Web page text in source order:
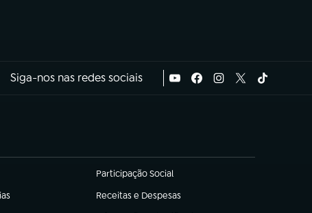
Siga-nos nas redes sociais
Participação Social
(abre em nova aba)
Receitas e Despesas
(abre em nova aba)